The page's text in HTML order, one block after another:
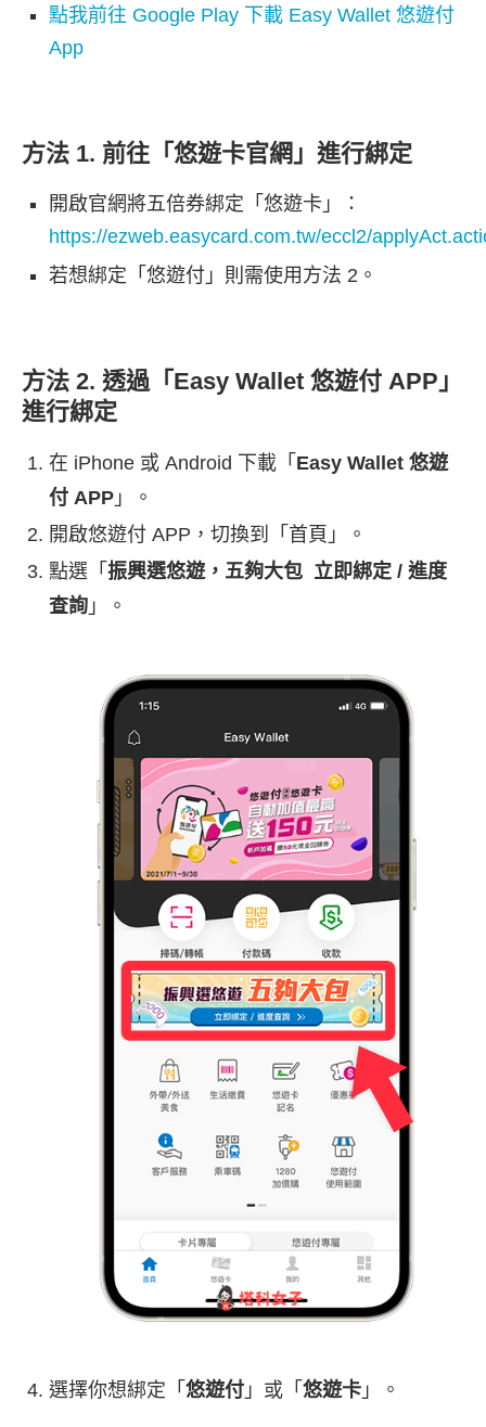
點我前往 Google Play 下載 Easy Wallet 悠遊付
App
方法 1. 前往「悠遊卡官網」進行綁定
開啟官網將五倍券綁定「悠遊卡」：
https://ezweb.easycard.com.tw/eccl2/
若想綁定「悠遊付」則需使用方法 2。
方法 2. 透過「Easy Wallet 悠遊付 APP」
進行綁定
在 iPhone 或 Android 下載「 Easy Wallet 悠遊
付 APP 」。
開啟悠遊付 APP，切換到「首頁」。
點選「 振興選悠遊，五夠大包 立即綁定 / 進度
查詢 」。
選擇你想綁定「 悠遊付 」或「 悠遊卡 」。